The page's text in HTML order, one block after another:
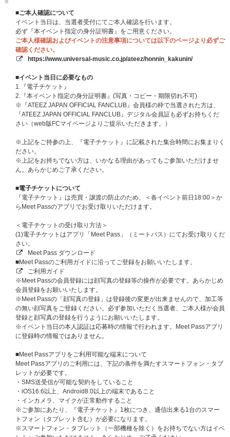
■会場：都内某所
■イベント内容：スペシャルライブ＆トーク
※集合時間と会場、お見送り会の抽選詳細・注意事項は、ご当選者の方にの
み後日ご案内いたします。
※お見送り会は各部終演後を予定しております。（合計2回実施・各部300
※お見送り会の抽選はショーケースに当選されていない方でも応募が可能で
す。
※ショーケースへは「座席指定」でご参加いただく予定となります。
■抽選スケジュール
【1回目】
販売期間：2026年5月13日（水）18:00～2026年5月28日（木）23:59
当落通知：2026年6月9日（火）18:00以降
※ATEEZ JAPAN OFFICIAL FANCLUB会員様のみお申し込み対象となりま
す。
対象：[1部] ショーケース
販売期間： 2026年5月29日（金）12:00～2026年6月11日（木）23:59
当落通知：2026年6月23日（火）18:00以降
対象：[1部] お見送り会、[2部] お見送り会
販売期間：2026年6月12日（金）12:00～2026年6月25日（木）23:59
当落通知：2026年7月7日（火）18:00以降
※[2部] お見送り会はATEEZ JAPAN OFFICIAL FANCLUB会員様のみご応募
可能です。
※当落通知はUNIVERSAL MUSIC STOREのマイページにてご案内いたしま
す。
※対象応募期間内に応募対象商品をご予約、ご購入ください。
※上記応募期間以外は応募対象商品をご予約、ご購入いただけません。あら
かじめご了承ください。
※締切間近などの時間帯によっては、繋がりにくい場合がございます。余裕
を持ってご応募ください。
入いただいた場合は、同日程へ3口の応募となります。）
※詳細の受付時間や参加時間は当選された方のみへのご案内となりますので
予めご了承ください。
■応募対象商品
BAD (Japanese Ver.)【3形態セット】【ショーケース、お見送り会抽
選対象】
BAD (Japanese Ver.)【初回盤A】【ショーケース、お見送り会抽選対
象】
■ご本人確認について
イベント当日は、当選者受付にてご本人確認を行います。
必ず『本イベント指定の身分証明書』をご用意ください。
ご本人様確認およびイベントの注意事項については以下のページより必ずご
確認ください。
https://www.universal-music.co.jp/ateez/honnin_kakunin/
■イベント当日に必要なもの
1.『電子チケット』
2.『本イベント指定の身分証明書』(写真・コピー・期限切れ不可)
※『ATEEZ JAPAN OFFICIAL FANCLUB』会員様の枠で当選された方は、
『ATEEZ JAPAN OFFICIAL FANCLUB』デジタル会員証も必ずお持ちくだ
さい（web版FCマイページよりご提示いただきます。）
※上記をご持参の上、『電子チケット』に記載された集合時間にお集まりく
ださい。
※上記をお持ちでない方は、いかなる理由があってもご参加いただけませ
ん。あらかじめご了承ください。
■電子チケットについて
『電子チケット』は売買・譲渡の防止のため、＜各イベント前日18:00＞か
らMeet Passのアプリでお受け取りいただけます。
＜電子チケットの受け取り方法＞
(1)電子チケットはアプリ「Meet Pass」（ミートパス）にてお受け取りくだ
さい。
Meet Pass ダウンロード
■Meet Passのご利用ガイドに沿ってご登録をお願いいたします。
ご利用ガイド
※Meet Passの会員登録には顔写真の登録等の操作が必要です。あらかじめ
会員登録をお願いいたします。
※Meet Passの「顔写真の登録」は登録後の変更が出来ませんので、加工等
の無い顔写真をご登録ください。必ず参加いただく当選者、ご本人様が会員
登録と顔写真の登録を行うようにお願いいたします。
※イベント当日の本人認証は応募時の情報で行われます。Meet Passアプリ
に登録時の情報ではありません。
■Meet Passアプリをご利用可能な端末について
Meet Passアプリのご利用には、下記の条件を満たすスマートフォン・タブ
レットが必要です。
・SMS送受信が可能な契約をしていること
・iOS16.6以上、Android8.0以上の端末であること
・インカメラ、マイクが正常動作すること
※ご参加にあたり、『電子チケット』1枚につき、通信出来る1台のスマー
トフォン（タブレット含む）が必要になります。
※スマートフォン・タブレット（一部機種を除く）をお持ちでない方はイベ